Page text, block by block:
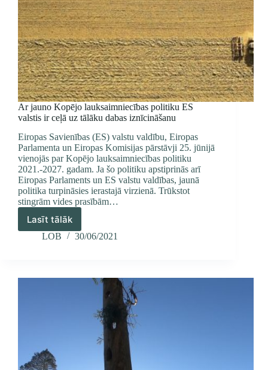
Ar jauno Kopējo lauksaimniecības politiku ES
valstis ir ceļā uz tālāku dabas iznīcināšanu
Eiropas Savienības (ES) valstu valdību, Eiropas
Parlamenta un Eiropas Komisijas pārstāvji 25. jūnijā
vienojās par Kopējo lauksaimniecības politiku
2021.-2027. gadam. Ja šo politiku apstiprinās arī
Eiropas Parlaments un ES valstu valdības, jaunā
politika turpināsies ierastajā virzienā. Trūkstot
stingrām vides prasībām…
Lasīt tālāk
Ar
jauno
ES
dabas
iznīcināšanu
LOB 30/06/2021